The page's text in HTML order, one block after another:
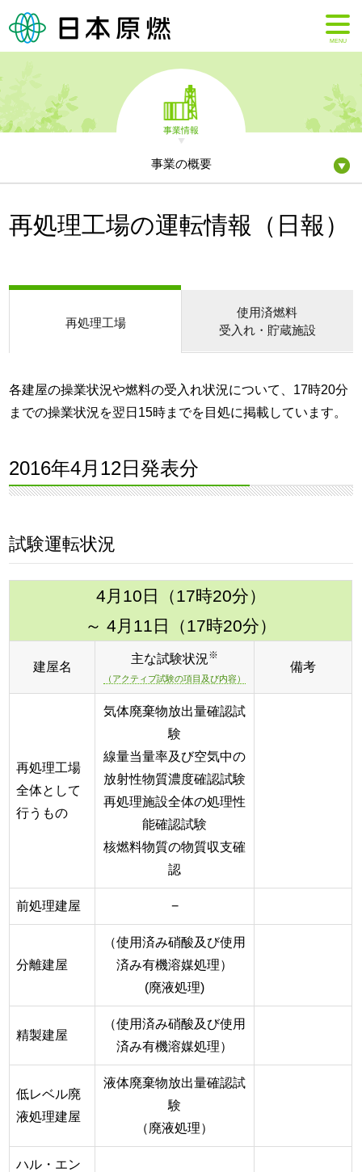
MENU
事業情報
事業の概要
再処理工場の運転情報（日報）
再処理工場
使用済燃料
受入れ・貯蔵施設
各建屋の操業状況や燃料の受入れ状況について、17時20分
までの操業状況を翌日15時までを目処に掲載しています。
2016年4月12日発表分
試験運転状況
4月10日（17時20分）
～ 4月11日（17時20分）
建屋名
主な試験状況※
（アクティブ試験の項目及び内容）
備考
再処理工場
全体として
行うもの
気体廃棄物放出量確認試
験
線量当量率及び空気中の
放射性物質濃度確認試験
再処理施設全体の処理性
能確認試験
核燃料物質の物質収支確
認
前処理建屋 −
分離建屋
（使用済み硝酸及び使用
済み有機溶媒処理）
(廃液処理)
精製建屋
（使用済み硝酸及び使用
済み有機溶媒処理）
低レベル廃
液処理建屋
液体廃棄物放出量確認試
験
（廃液処理）
ハル・エン